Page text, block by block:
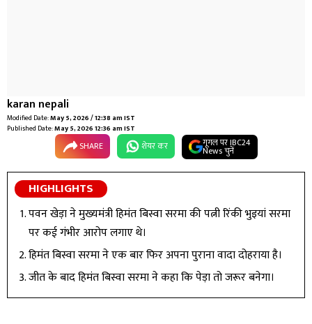
karan nepali
Modified Date:May 5, 2026 / 12:38 am IST
Published Date:May 5, 2026 12:36 am IST
SHARE शेयर कर गूगल पर IBC24
News चुनें
HIGHLIGHTS
पवन खेड़ा ने मुख्यमंत्री हिमंत बिस्वा सरमा की पत्नी रिंकी भुइयां सरमा
पर कई गंभीर आरोप लगाए थे।
हिमंत बिस्वा सरमा ने एक बार फिर अपना पुराना वादा दोहराया है।
जीत के बाद हिमंत बिस्वा सरमा ने कहा कि पेड़ा तो जरूर बनेगा।